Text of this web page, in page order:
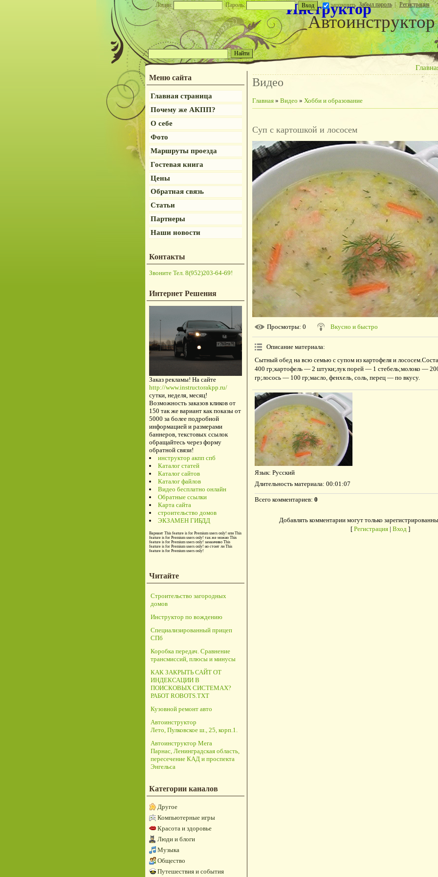
Логин: Пароль: запомнить Забыл пароль | Регистрация
Автоинструктор
Инструктор
Меню сайта
Главная страница
Почему же АКПП?
О себе
Фото
Маршруты проезда
Гостевая книга
Цены
Обратная связь
Статьи
Партнеры
Наши новости
Контакты
Звоните Тел. 8(952)203-64-69!
Интернет Решения
Заказ рекламы! На сайте
http://www.instructorakpp.ru/
сутки, неделя, месяц!
Возможность заказов кликов от
150 так же вариант как показы от
5000 за более подробной
информацией и размерами
баннеров, текстовых ссылок
обращайтесь через форму
обратной связи!
инструктор акпп спб
Каталог статей
Каталог сайтов
Каталог файлов
Видео бесплатно онлайн
Обратные ссылки
Карта сайта
строительство домов
ЭКЗАМЕН ГИБДД
Вариант This feature is for Premium users only! или This
feature is for Premium users only! так же можно This
feature is for Premium users only! заманчиво This
feature is for Premium users only! но стоит ли This
feature is for Premium users only!
Читайте
Строительство загородных
домов
Инструктор по вождению
Специализированный прицеп
СПб
Коробка передач. Сравнение
трансмиссий, плюсы и минусы
КАК ЗАКРЫТЬ САЙТ ОТ
ИНДЕКСАЦИИ В
ПОИСКОВЫХ СИСТЕМАХ?
РАБОТ ROBOTS.TXT
Кузовной ремонт авто
Автоинструктор
Лето, Пулковское ш., 25, корп.1.
Автоинструктор Мега
Парнас, Ленинградская область,
пересечение КАД и проспекта
Энгельса
Категории каналов
Другое
Компьютерные игры
Красота и здоровье
Люди и блоги
Музыка
Общество
Путешествия и события
Видео
Главная» Видео » Хобби и образование
Суп с картошкой и лососем
Просмотры: 0 Вкусно и быстро
Описание материала:
Сытный обед на всю семью с супом из картофеля и
400 гр;картофель — 2 штуки;лук порей — 1 стебель;молоко —
гр;лосось — 100 гр;масло, фенхель, соль, перец — по вкусу.
Язык: Русский
Длительность материала: 00:01:07
Всего комментариев: 0
Добавлять комментарии могут только
[ Регистрация| Вход]